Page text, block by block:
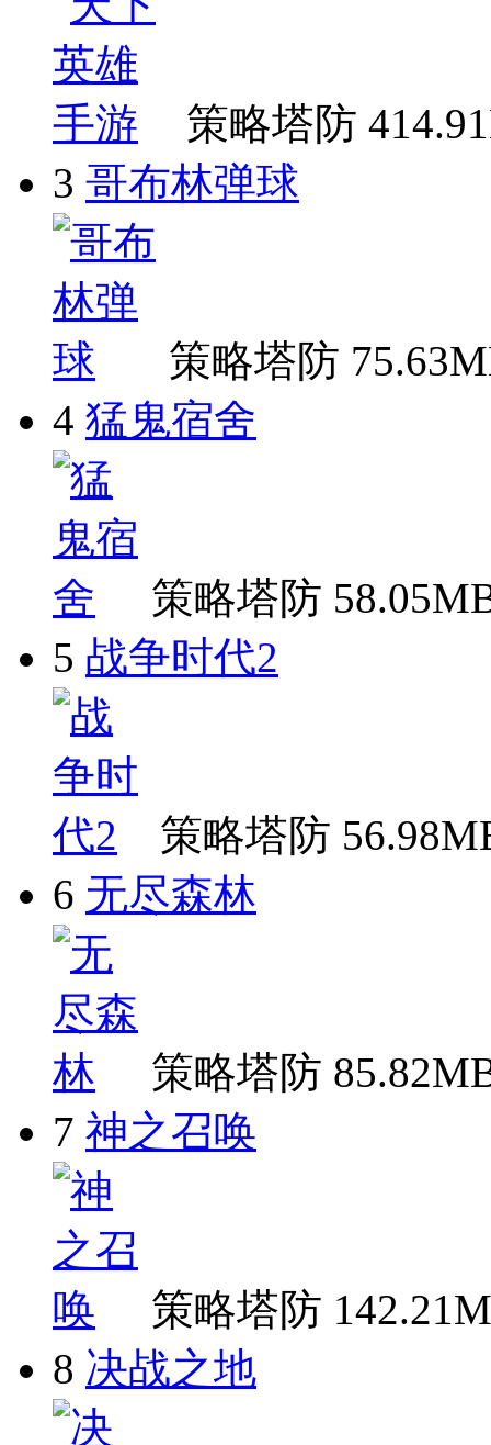
策略塔防
3 哥布林弹球
策略塔防
4 猛鬼宿舍
策略塔防
5 战争时代2
策略塔防
6 无尽森林
策略塔防
7 神之召唤
策略塔防
8 决战之地